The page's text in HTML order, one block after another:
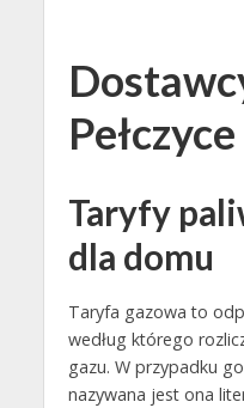
Pełczyce
Taryfy
dla domu
Taryfa gazowa to
według którego
gazu. W przypadku
nazywana jest ona